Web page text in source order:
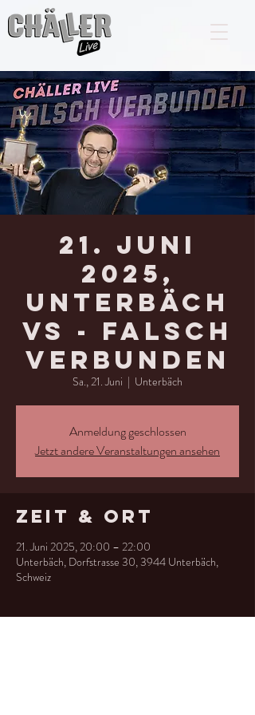
21. Juni
2025,
UNTERBÄCH
VS - Falsch
verbunden
Sa., 21. Juni
  |
Unterbäch
Anmeldung geschlossen
Jetzt andere Veranstaltungen ansehen
Zeit & Ort
21. Juni 2025, 20:00 – 22:00
Unterbäch, Dorfstrasse 30, 3944 Unterbäch,
Schweiz